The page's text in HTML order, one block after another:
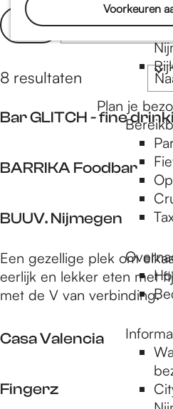
Voorkeuren
m
e
g
Natuur
Plan je
W
a
z
e
j
Filter
S
o
t
e
e
r
p
8 resultaten
S
r
t
e
p
Bar GLITCH - fine
a
G
I
T
C
H
f
e
BARRIKA Foodbar
A
R
I
K
F
d
BUUV. Nijmegen
B
U
U
.
N
j
Een gezellige plek om
eerlijk en lekker eten met
met de V van verbinding.
Casa Valencia
a
Fingerz